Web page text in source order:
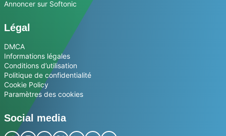
Annoncer sur Softonic
Légal
DMCA
Informations légales
Conditions d’utilisation
Politique de confidentialité
Cookie Policy
Paramètres des cookies
Social media